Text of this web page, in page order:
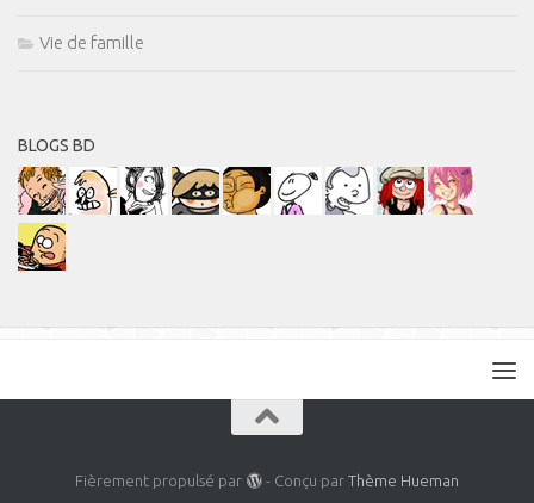
Vie de famille
BLOGS BD
Fièrement propulsé par - Conçu par Thème Hueman